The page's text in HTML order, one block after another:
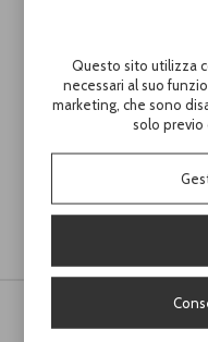
Questo sito utilizza
necessari al suo
marketing, che sono
solo previo